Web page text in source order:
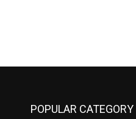
POPULAR CATEGORY